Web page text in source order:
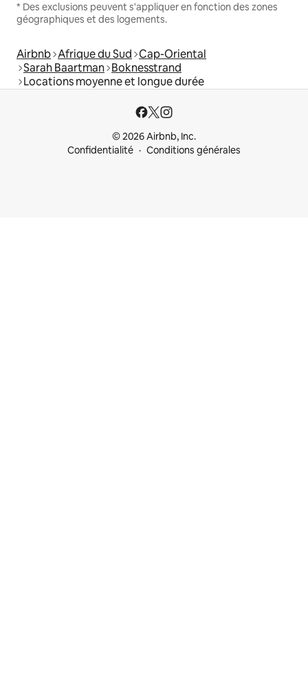
* Des exclusions peuvent s'appliquer en fonction des zones
géographiques et des logements.
Airbnb Afrique du Sud Cap-Oriental
Sarah Baartman Boknesstrand
Locations moyenne et longue durée
© 2026 Airbnb, Inc.
Confidentialité
Conditions générales